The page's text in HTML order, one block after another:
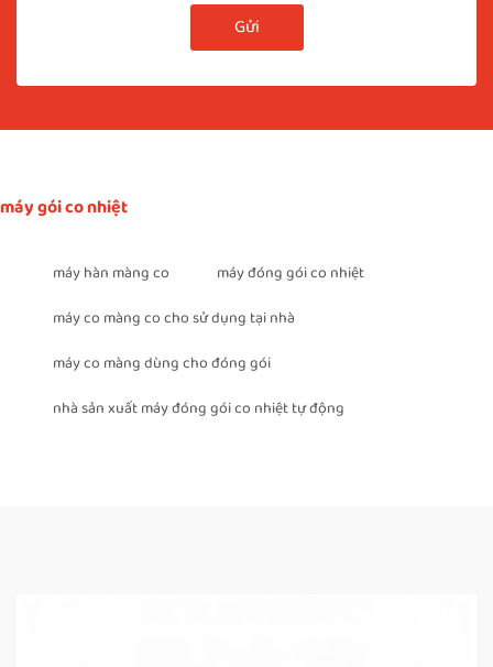
Gửi
máy gói co nhiệt
máy hàn màng co
máy đóng gói co nhiệt
máy co màng co cho sử dụng tại nhà
máy co màng dùng cho đóng gói
nhà sản xuất máy đóng gói co nhiệt tự động